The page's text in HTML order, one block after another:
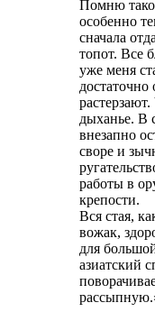
Помню
особенно
сначала
топот. Все
уже меня
достаточно
дыханье. В
внезапно
своре и
работы в
крепости.
Вся стая,
вожак,
для
азиатский